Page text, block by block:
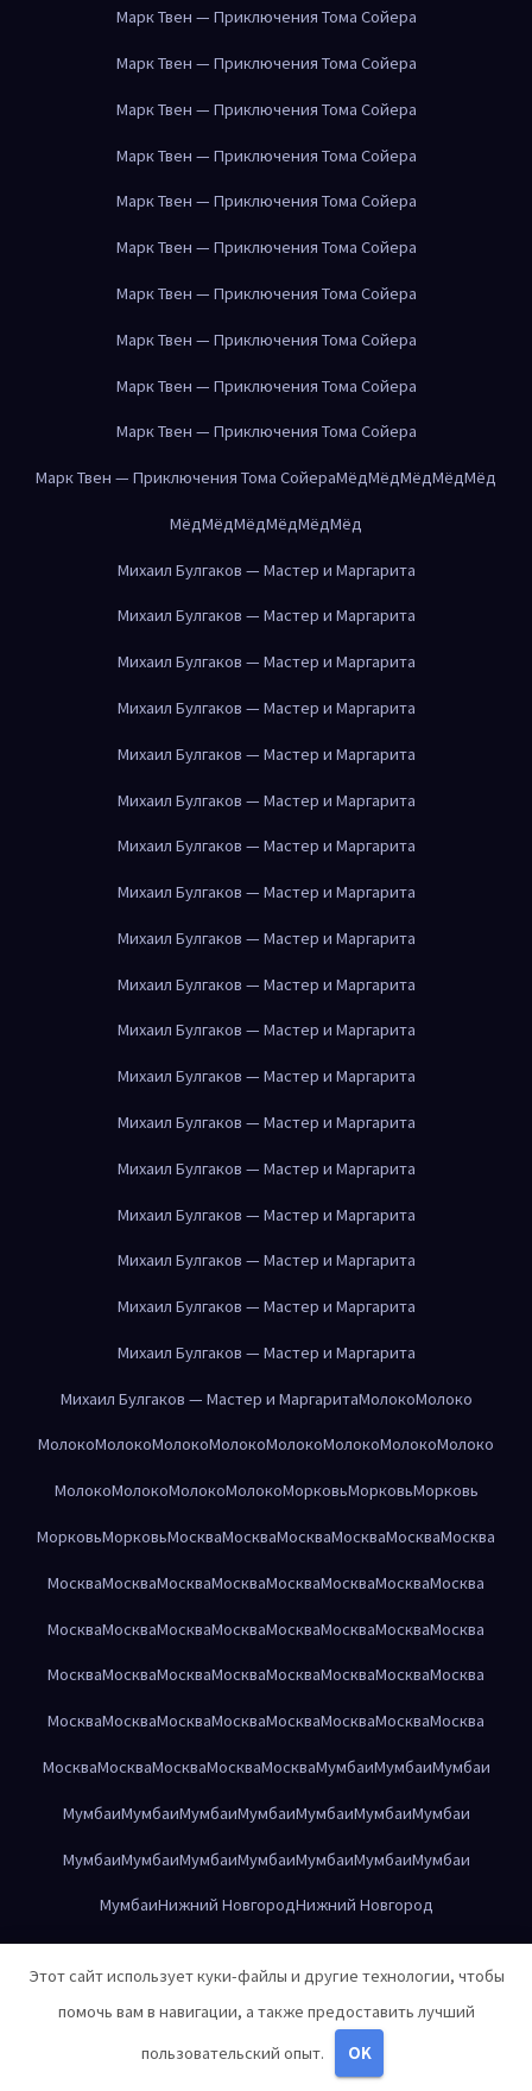
Марк Твен — Приключения Тома Сойера
Марк Твен — Приключения Тома Сойера
Марк Твен — Приключения Тома Сойера
Марк Твен — Приключения Тома Сойера
Марк Твен — Приключения Тома Сойера
Марк Твен — Приключения Тома Сойера
Марк Твен — Приключения Тома Сойера
Марк Твен — Приключения Тома Сойера
Марк Твен — Приключения Тома Сойера
Марк Твен — Приключения Тома Сойера
Марк Твен — Приключения Тома СойераМёдМёдМёдМёдМёд
МёдМёдМёдМёдМёдМёд
Михаил Булгаков — Мастер и Маргарита
Михаил Булгаков — Мастер и Маргарита
Михаил Булгаков — Мастер и Маргарита
Михаил Булгаков — Мастер и Маргарита
Михаил Булгаков — Мастер и Маргарита
Михаил Булгаков — Мастер и Маргарита
Михаил Булгаков — Мастер и Маргарита
Михаил Булгаков — Мастер и Маргарита
Михаил Булгаков — Мастер и Маргарита
Михаил Булгаков — Мастер и Маргарита
Михаил Булгаков — Мастер и Маргарита
Михаил Булгаков — Мастер и Маргарита
Михаил Булгаков — Мастер и Маргарита
Михаил Булгаков — Мастер и Маргарита
Михаил Булгаков — Мастер и Маргарита
Михаил Булгаков — Мастер и Маргарита
Михаил Булгаков — Мастер и Маргарита
Михаил Булгаков — Мастер и Маргарита
Михаил Булгаков — Мастер и МаргаритаМолокоМолоко
МолокоМолокоМолокоМолокоМолокоМолокоМолокоМолоко
МолокоМолокоМолокоМолокоМорковьМорковьМорковь
МорковьМорковьМоскваМоскваМоскваМоскваМоскваМосква
МоскваМоскваМоскваМоскваМоскваМоскваМоскваМосква
МоскваМоскваМоскваМоскваМоскваМоскваМоскваМосква
МоскваМоскваМоскваМоскваМоскваМоскваМоскваМосква
МоскваМоскваМоскваМоскваМоскваМоскваМоскваМосква
МоскваМоскваМоскваМоскваМоскваМумбаиМумбаиМумбаи
МумбаиМумбаиМумбаиМумбаиМумбаиМумбаиМумбаи
МумбаиМумбаиМумбаиМумбаиМумбаиМумбаиМумбаи
МумбаиНижний НовгородНижний Новгород
Нижний НовгородНижний НовгородНижний Новгород
Нижний Новгород Нижний Новгород
Этот сайт использует куки-файлы и другие технологии, чтобы
помочь вам в навигации, а также предоставить лучший
пользовательский опыт.
OK